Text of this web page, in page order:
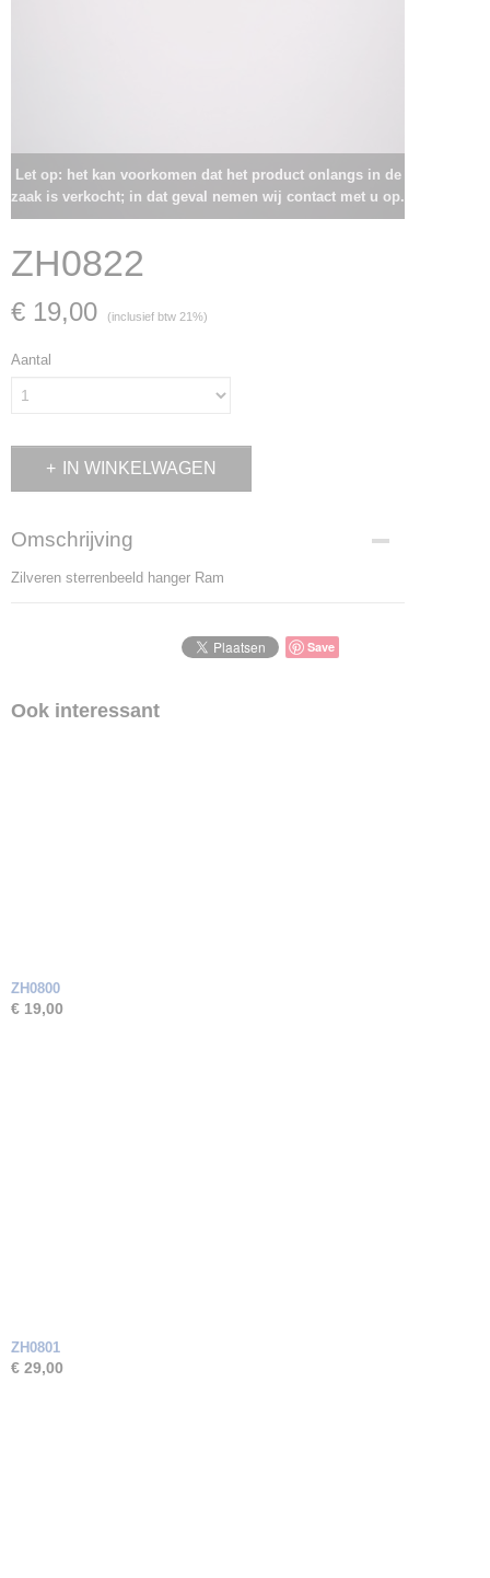
Let op: het kan voorkomen dat het product onlangs in de
zaak is verkocht; in dat geval nemen wij contact met u op.
ZH0822
€ 19,00 (inclusief btw 21%)
Aantal
IN WINKELWAGEN
Omschrijving
Zilveren sterrenbeeld hanger Ram
Save
Ook interessant
ZH0800
€ 19,00
ZH0801
€ 29,00